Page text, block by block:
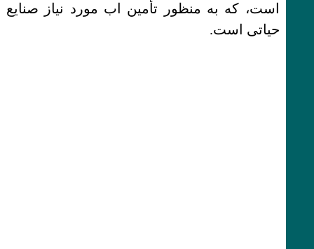
است، که به منظور تأمین اب مورد نیاز صنایع
حیاتی است.